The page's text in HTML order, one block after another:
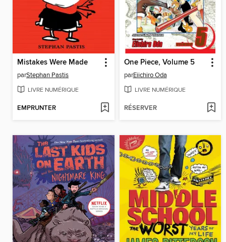
Mistakes Were Made
parStephan Pastis
LIVRE NUMÉRIQUE
EMPRUNTER
One Piece, Volume 5
parEiichiro Oda
LIVRE NUMÉRIQUE
RÉSERVER